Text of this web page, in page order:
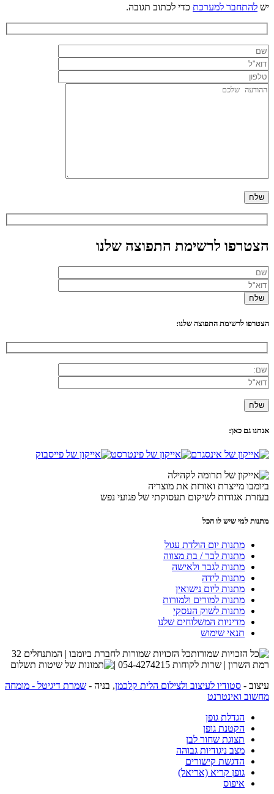
יש להתחבר למערכת כדי לכתוב תגובה.
הצטרפו לרשימת התפוצה שלנו
הצטרפו לרשימת התפוצה שלנו:
אנחנו גם כאן:
ביומבו מייצרת ואורזת את מוצריה
בעזרת אגודות לשיקום תעסוקתי של פגועי נפש
מתנות למי שיש לו הכל
מתנות יום הולדת עגול
מתנות לבר / בת מצווה
מתנות לגבר ולאישה
מתנות לידה
מתנות ליום נישואין
מתנות למורים ולמורות
מתנות לשוק העסקי
מדיניות המשלוחים שלנו
תנאי שימוש
כל הזכויות שמורות לחברת ביומבו | המתנחלים 32
רמת השרון | שרות לקוחות 054-4274215 |
עיצוב - סטודיו לעיצוב ולצילום הלית קלכמן, בניה - שמרת דיגיטל - מומחה
מחשוב ואינטרנט
הגדלת גופן
הקטנת גופן
תצוגת שחור לבן
מצב ניגודיות גבוהה
הדגשת קישורים
גופן קריא (אריאל)
איפוס